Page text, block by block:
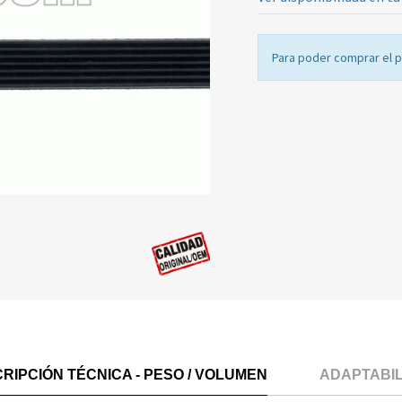
Para poder comprar el
TÉCNICA - PESO / VOLUMEN